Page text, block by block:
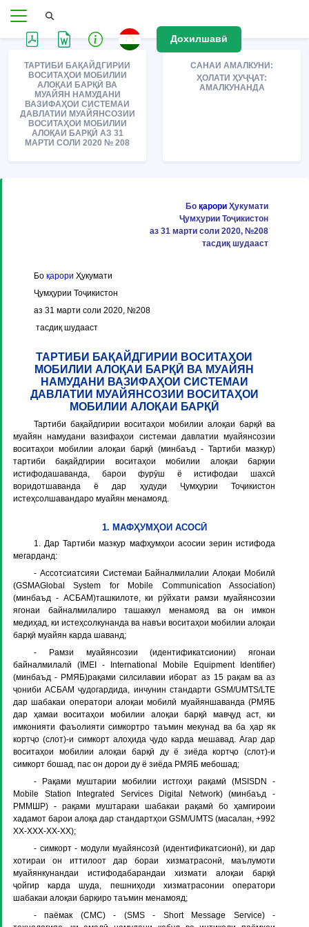
Дохилшавӣ
ТАРТИБИ БАҚАЙДГИРИИ
ВОСИТАҲОИ МОБИЛИИ
АЛОҚАИ БАРҚӢ ВА
МУАЙЯН НАМУДАНИ
ВАЗИФАҲОИ СИСТЕМАИ
ДАВЛАТИИ МУАЙЯНCОЗИИ
ВОСИТАҲОИ МОБИЛИИ
АЛОҚАИ БАРҚӢ АЗ 31
МАРТИ СОЛИ 2020 № 208
САНАИ АМАЛКУНИ:
ҲОЛАТИ ҲУҶҶАТ:
АМАЛКУНАНДА
Бо қарори Ҳукумати
Ҷумҳурии Тоҷикистон
аз 31 марти соли 2020, №208
тасдиқ шудааст
Бо қарори Ҳукумати
Ҷумҳурии Тоҷикистон
аз 31 марти соли 2020, №208
тасдиқ шудааст
ТАРТИБИ БАҚАЙДГИРИИ ВОСИТАҲОИ
МОБИЛИИ АЛОҚАИ БАРҚӢ ВА МУАЙЯН
НАМУДАНИ ВАЗИФАҲОИ СИСТЕМАИ
ДАВЛАТИИ МУАЙЯНCОЗИИ ВОСИТАҲОИ
МОБИЛИИ АЛОҚАИ БАРҚӢ
Тартиби бақайдгирии воситаҳои мобилии алоқаи барқӣ ва
муайян намудани вазифаҳои системаи давлатии муайянcозии
воситаҳои мобилии алоқаи барқӣ (минбаъд - Тартиби мазкур)
тартиби бақайдгирии воситаҳои мобилии алоқаи барқии
истифодашаванда, барои фурӯш ё истифодаи шахсӣ
воридотшаванда ё дар ҳудуди Ҷумҳурии Тоҷикистон
истеҳсолшавандаро муайян менамояд.
1. МАФҲУМҲОИ АСОСӢ
1. Дар Тартиби мазкур мафҳумҳои асосии зерин истифода
мегарданд:
- Ассотсиатсияи Системаи Байналмилалии Алоқаи Мобилӣ
(GSMAGlobal System for Mobile Communication Association)
(минбаъд - АСБАМ)ташкилоте, ки рӯйхати рамзи муайянсозии
ягонаи байналмилалиро ташаккул менамояд ва он имкон
медиҳад, ки истеҳсолкунанда ва навъи воситаҳои мобилии алоқаи
барқӣ муайян карда шаванд;
- Рамзи муайянсозии (идентификатсионии) ягонаи
байналмилалӣ (IMEI - International Mobile Equipment Identifier)
(минбаъд - РМЯБ)рақами силсилавии иборат аз 15 рақам ва аз
ҷониби АСБАМ ҷудогардида, инчунин стандарти GSM/UMTS/LTE
дар шабакаи оператори алоқаи мобилӣ муайяншаванда (РМЯБ
дар ҳамаи воситаҳои мобилии алоқаи барқӣ мавҷуд аст, ки
имконияти фаъолияти симкортро таъмин мекунад ва ба ҳар як
кортҷо (слот)-и симкорт алоҳида ҷудо карда мешавад. Агар дар
воситаҳои мобилии алоқаи барқӣ ду ё зиёда кортҷо (слот)-и
симкорт бошад, пас он дорои ду ё зиёда РМЯБ мебошад;
- Рақами муштарии мобилии истгоҳи рақамӣ (MSISDN -
Mobile Station Integrated Services Digital Network) (минбаъд -
РММШР) - рақами муштараки шабакаи рақамӣ бо ҳамгироии
хадамот барои алоқа дар стандартҳои GSM/UMTS (масалан, +992
ХХ-ХХХ-ХХ-ХХ);
- симкорт - модули муайянсозӣ (идентификатсионӣ), ки дар
хотираи он иттилоот дар бораи хизматрасонӣ, маълумоти
муайянкунандаи истифодабарандаи хизмати алоқаи барқӣ
ҷойгир карда шуда, пешниҳоди хизматрасонии оператори
шабакаи алоқаи барқиро таъмин менамояд;
- паёмак (СМС) - (SMS - Short Message Service) -